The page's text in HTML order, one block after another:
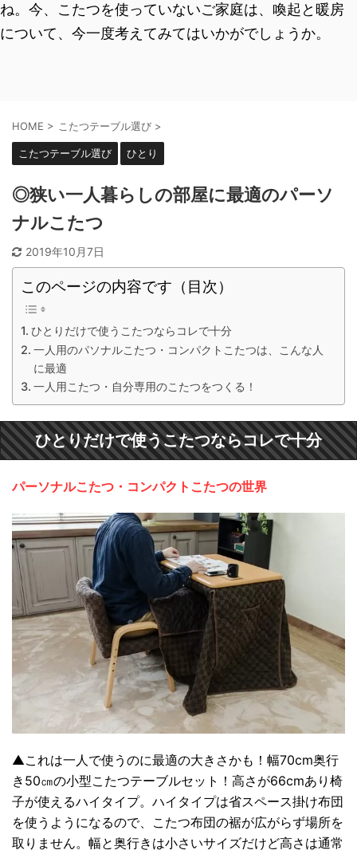
ね。今、こたつを使っていないご家庭は、喚起と暖房
について、今一度考えてみてはいかがでしょうか。
HOME > こたつテーブル選び >
こたつテーブル選び ひとり
◎狭い一人暮らしの部屋に最適のパーソ
ナルこたつ
2019年10月7日
このページの内容です（目次）
ひとりだけで使うこたつならコレで十分
一人用のパソナルこたつ・コンパクトこたつは、こんな人
に最適
一人用こたつ・自分専用のこたつをつくる！
ひとりだけで使うこたつならコレで十分
パーソナルこたつ・コンパクトこたつの世界
▲これは一人で使うのに最適の大きさかも！幅70cm奥行
き50㎝の小型こたつテーブルセット！高さが66cmあり椅
子が使えるハイタイプ。ハイタイプは省スペース掛け布団
を使うようになるので、こたつ布団の裾が広がらず場所を
取りません。幅と奥行きは小さいサイズだけど高さは通常